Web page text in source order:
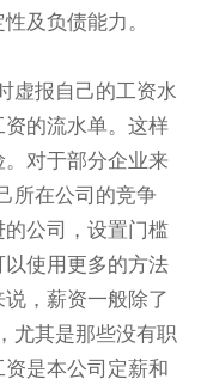
及负债能力。
虚报自己的工资水
的流水单。这样
对于部分企业来
所在公司的竞争
公司，设置门槛
使用更多的方法
，薪资一般除了
尤其是那些没有职
是本公司定薪和